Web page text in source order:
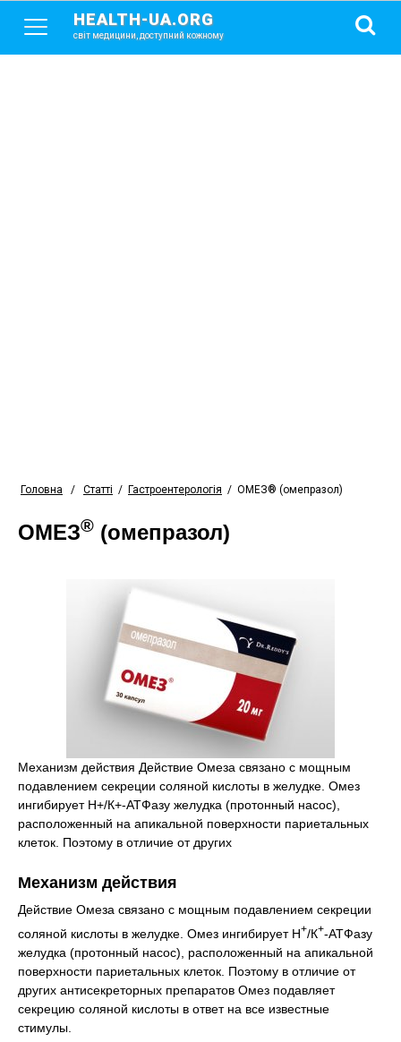
HEALTH-UA.ORG
світ медицини, доступний кожному
Головна / Статті / Гастроентерологія / ОМЕЗ® (омепразол)
ОМЕЗ® (омепразол)
Механизм действия Действие Омеза связано с мощным
подавлением секреции соляной кислоты в желудке. Омез
ингибирует Н+/К+-АТФазу желудка (протонный насос),
расположенный на апикальной поверхности париетальных
клеток. Поэтому в отличие от других
Механизм действия
Действие Омеза связано с мощным подавлением секреции
соляной кислоты в желудке. Омез ингибирует Н+/К+-АТФазу
желудка (протонный насос), расположенный на апикальной
поверхности париетальных клеток. Поэтому в отличие от
других антисекреторных препаратов Омез подавляет
секрецию соляной кислоты в ответ на все известные
стимулы.